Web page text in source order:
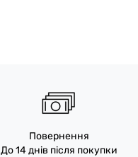
Повернення
До 14 днів після покупки